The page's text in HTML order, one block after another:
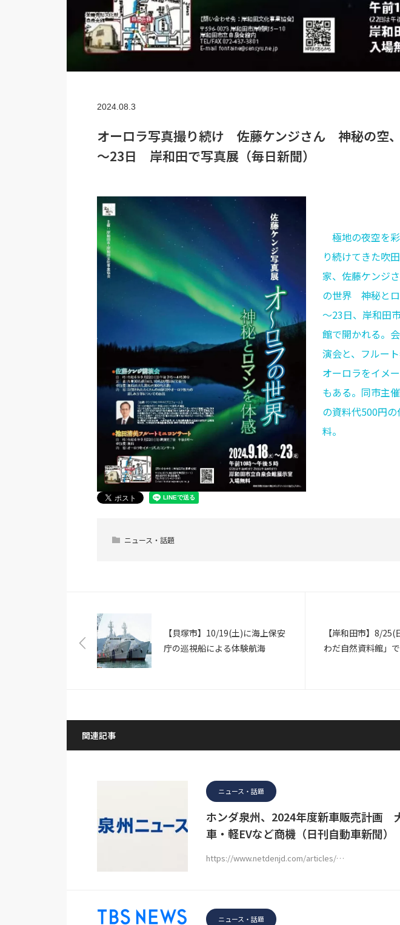
2024.08.3
オーロラ写真撮り続け 佐藤ケンジさん 神秘の空
～23日 岸和田で写真展（毎日新聞）
極地の夜空を
り続けてきた吹
家、佐藤ケンジ
の世界 神秘と
～23日、岸和田
館で開かれる。
演会と、フルー
オーロラをイメ
もある。同市主
の資料代500円
料。
ニュース・話題
【貝塚市】10/19(土)に海上保安
庁の巡視船による体験航海
【岸和田市】8/25(
わだ自然資料館」
関連記事
ニュース・話題
ホンダ泉州、2024年度新車販売計画
車・軽EVなど商機（日刊自動車新聞）
https://www.netdenjd.com/articles/…
ニュース・話題